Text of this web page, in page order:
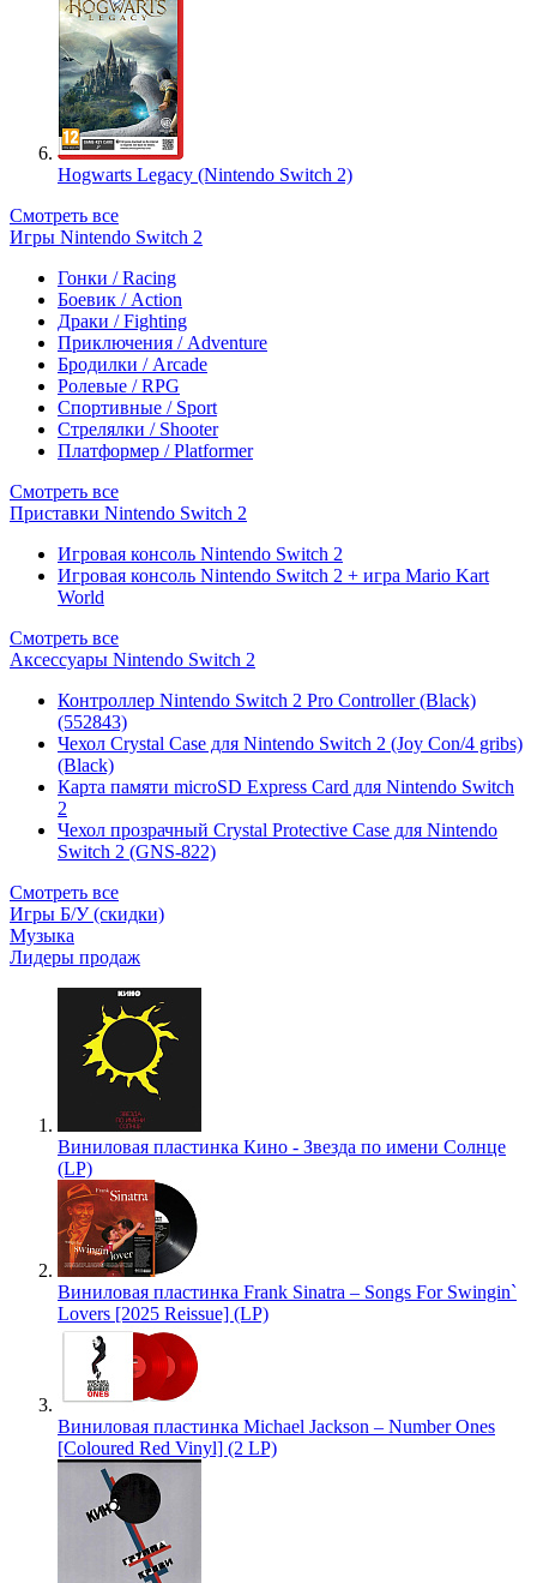
Hogwarts Legacy (Nintendo Switch 2)
Смотреть все
Игры Nintendo Switch 2
Гонки / Racing
Боевик / Action
Драки / Fighting
Приключения / Adventure
Бродилки / Arcade
Ролевые / RPG
Спортивные / Sport
Стрелялки / Shooter
Платформер / Platformer
Смотреть все
Приставки Nintendo Switch 2
Игровая консоль Nintendo Switch 2
Игровая консоль Nintendo Switch 2 + игра Mario Kart
World
Смотреть все
Аксессуары Nintendo Switch 2
Контроллер Nintendo Switch 2 Pro Controller (Black)
(552843)
Чехол Сrystal Сase для Nintendo Switch 2 (Joy Con/4 gribs)
(Black)
Карта памяти microSD Express Card для Nintendo Switch
2
Чехол прозрачный Crystal Protective Case для Nintendo
Switch 2 (GNS-822)
Смотреть все
Игры Б/У (скидки)
Музыка
Лидеры продаж
Виниловая пластинка Кино - Звезда по имени Солнце
(LP)
Виниловая пластинка Frank Sinatra – Songs For Swingin`
Lovers [2025 Reissue] (LP)
Виниловая пластинка Michael Jackson – Number Ones
[Coloured Red Vinyl] (2 LP)